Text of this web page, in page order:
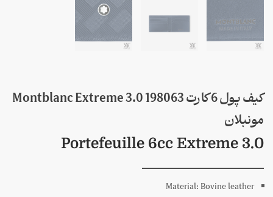
کیف پول 6 کارت 198063 Montblanc Extreme 3.0
مونبلان
Portefeuille 6cc Extreme 3.0
Material: Bovine leather